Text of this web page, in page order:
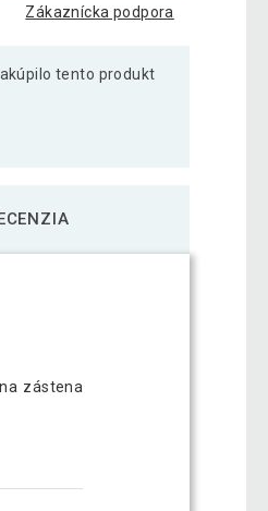
Zákaznícka podpora
tento produkt
zástena